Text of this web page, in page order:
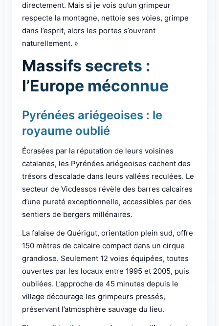
directement. Mais si je vois qu’un grimpeur
respecte la montagne, nettoie ses voies, grimpe
dans l’esprit, alors les portes s’ouvrent
naturellement. »
Massifs secrets :
l’Europe méconnue
Pyrénées ariégeoises : le
royaume oublié
Écrasées par la réputation de leurs voisines
catalanes, les Pyrénées ariégeoises cachent des
trésors d’escalade dans leurs vallées reculées. Le
secteur de Vicdessos révèle des barres calcaires
d’une pureté exceptionnelle, accessibles par des
sentiers de bergers millénaires.
La falaise de Quérigut, orientation plein sud, offre
150 mètres de calcaire compact dans un cirque
grandiose. Seulement 12 voies équipées, toutes
ouvertes par les locaux entre 1995 et 2005, puis
oubliées. L’approche de 45 minutes depuis le
village décourage les grimpeurs pressés,
préservant l’atmosphère sauvage du lieu.